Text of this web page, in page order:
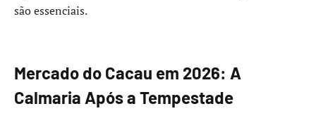
são essenciais.
Mercado do Cacau em 2026: A
Calmaria Após a Tempestade